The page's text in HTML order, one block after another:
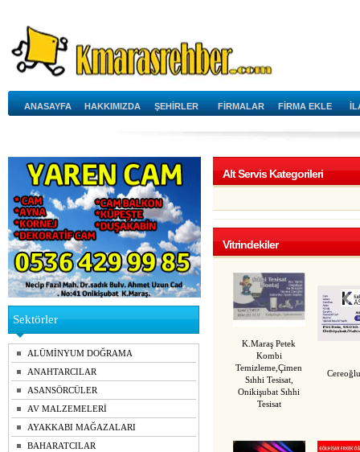
ANASAYFA HAKKIMIZDA ŞEHİRLER FİRMALAR FİRMA EKLE
Sektörler
ALÜMİNYUM DOĞRAMA
ANAHTARCILAR
ASANSÖRCÜLER
AV MALZEMELERİ
AYAKKABI MAĞAZALARI
BAHARATCILAR
Alt Servis Kategorileri
Vitrindekiler
K.Maraş Petek
Kombi
Temizleme,Çimen
Sıhhi Tesisat,
Onikişubat Sıhhi
Tesisat